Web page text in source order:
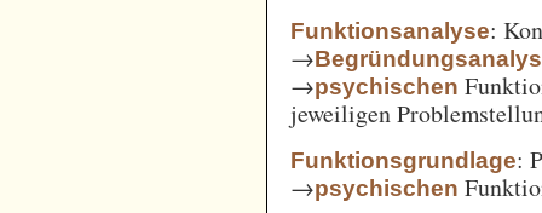
Funktionsanalyse:
→
→psychischen
jeweiligen
Funktionsgrundlage:
→psychischen